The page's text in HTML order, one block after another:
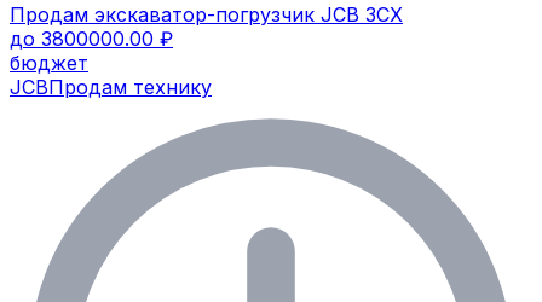
Продам экскаватор-погрузчик JCB 3CX
до 3800000.00 ₽
бюджет
JCBПродам технику